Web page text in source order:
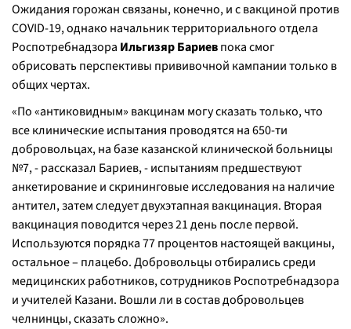
Ожидания горожан связаны, конечно, и с вакциной против
COVID-19, однако начальник территориального отдела
Роспотребнадзора Ильгизяр Бариевпока смог
обрисовать перспективы прививочной кампании только в
общих чертах.
«По «антиковидным» вакцинам могу сказать только, что
все клинические испытания проводятся на 650-ти
добровольцах, на базе казанской клинической больницы
№7, -рассказал Бариев,- испытаниям предшествуют
анкетирование и скрининговые исследования на наличие
антител, затем следует двухэтапная вакцинация. Вторая
вакцинация поводится через 21 день после первой.
Используются порядка 77 процентов настоящей вакцины,
остальное – плацебо. Добровольцы отбирались среди
медицинских работников, сотрудников Роспотребнадзора
и учителей Казани. Вошли ли в состав добровольцев
челнинцы, сказать сложно».